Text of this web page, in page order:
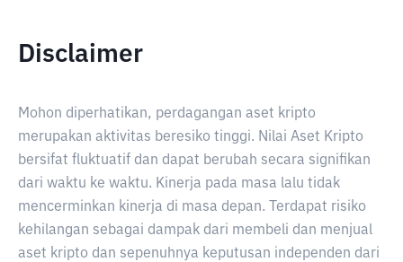
Disclaimer
Mohon diperhatikan, perdagangan aset kripto
merupakan aktivitas beresiko tinggi. Nilai Aset Kripto
bersifat fluktuatif dan dapat berubah secara signifikan
dari waktu ke waktu. Kinerja pada masa lalu tidak
mencerminkan kinerja di masa depan. Terdapat risiko
kehilangan sebagai dampak dari membeli dan menjual
aset kripto dan sepenuhnya keputusan independen dari